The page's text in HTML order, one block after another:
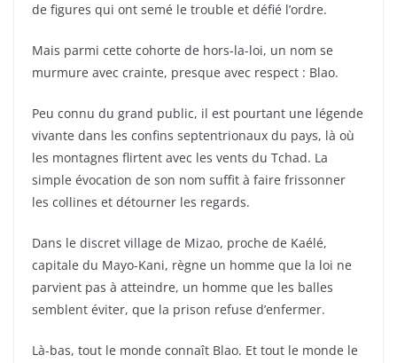
de figures qui ont semé le trouble et défié l’ordre.
Mais parmi cette cohorte de hors-la-loi, un nom se
murmure avec crainte, presque avec respect : Blao.
Peu connu du grand public, il est pourtant une légende
vivante dans les confins septentrionaux du pays, là où
les montagnes flirtent avec les vents du Tchad. La
simple évocation de son nom suffit à faire frissonner
les collines et détourner les regards.
Dans le discret village de Mizao, proche de Kaélé,
capitale du Mayo-Kani, règne un homme que la loi ne
parvient pas à atteindre, un homme que les balles
semblent éviter, que la prison refuse d’enfermer.
Là-bas, tout le monde connaît Blao. Et tout le monde le